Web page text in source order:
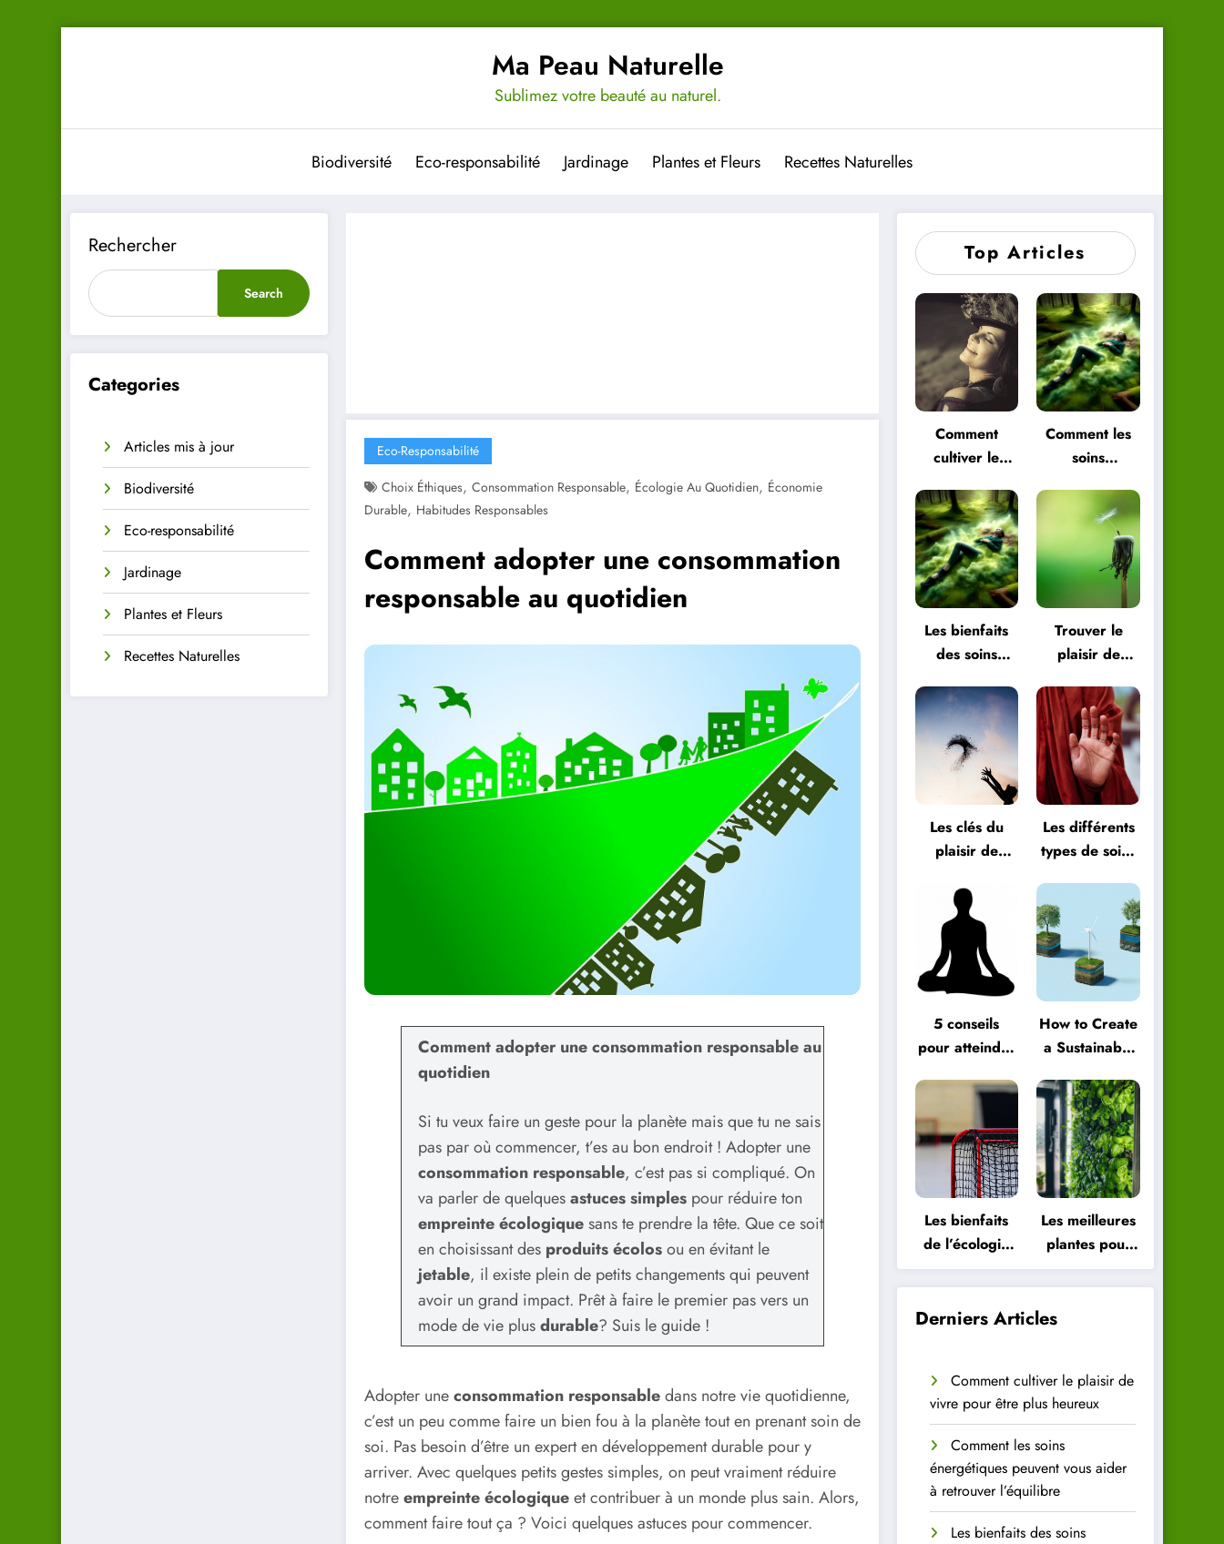
Ma Peau Naturelle
Sublimez votre beauté au naturel.
Biodiversité Eco-responsabilité Jardinage Plantes et Fleurs Recettes Naturelles
Rechercher
Search
Categories
Articles mis à jour
Biodiversité
Eco-responsabilité
Jardinage
Plantes et Fleurs
Recettes Naturelles
Eco-Responsabilité
Choix Éthiques, Consommation Responsable, Écologie Au Quotidien, Économie
Durable, Habitudes Responsables
Comment adopter une consommation
responsable au quotidien
Comment adopter une consommation responsable au
quotidien
Si tu veux faire un geste pour la planète mais que tu ne sais
pas par où commencer, t’es au bon endroit ! Adopter une
consommation responsable, c’est pas si compliqué. On
va parler de quelquesastuces simplespour réduire ton
empreinte écologiquesans te prendre la tête. Que ce soit
en choisissant des produits écolosou en évitant le
jetable, il existe plein de petits changements qui peuvent
avoir un grand impact. Prêt à faire le premier pas vers un
mode de vie plusdurable? Suis le guide !
Adopter uneconsommation responsabledans notre vie quotidienne,
c’est un peu comme faire un bien fou à la planète tout en prenant soin de
soi. Pas besoin d’être un expert en développement durable pour y
arriver. Avec quelques petits gestes simples, on peut vraiment réduire
notreempreinte écologiqueet contribuer à un monde plus sain. Alors,
comment faire tout ça ? Voici quelques astuces pour commencer.
Top Articles
Comment
cultiver le
vivre pour
être plus
heureux
Comment les
soins
peuvent vous
aider à
retrouver
l’équilibre
Les bienfaits
des soins
pour le corps
et l’esprit
Trouver le
plaisir de
petites choses
de la vie
Les clés du
plaisir de
quotidien
Les différents
types de soins
et comment
les choisir
5 conseils
pour atteindre
global
How to Create
a Sustainable
Lifestyle
Les bienfaits
de l’écologie
intérieure
pour votre
santé
Les meilleures
plantes pour
purifier l’air
de votre
Derniers Articles
Comment cultiver le plaisir de
vivre pour être plus heureux
Comment les soins
énergétiques peuvent vous aider
à retrouver l’équilibre
Les bienfaits des soins